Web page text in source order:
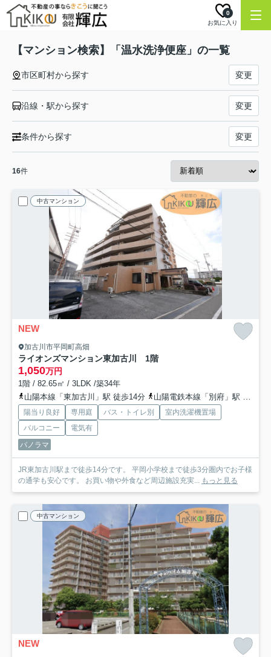
お気に入り
0
【マンション検索】「温水洗浄便座」の一覧
市区町村から探す 変更
沿線・駅から探す 変更
条件から探す 変更
16件
中古マンション
NEW
加古川市平岡町高畑
ライオンズマンション東加古川 1階
1,050万円
1階 / 82.65㎡ / 3LDK /築34年
山陽本線「東加古川」駅 徒歩14分
山陽電鉄本線「別府」駅 徒歩33分
陽当り良好 専用庭 バス・トイレ別
室内洗濯機置場
バルコニー
電気有
パノラマ
JR東加古川駅まで徒歩14分です。 平岡小学校まで徒歩3分圏内でお子様
の通学も安心です。 お買い物や外食など周辺施設充実... もっと見る
中古マンション
NEW